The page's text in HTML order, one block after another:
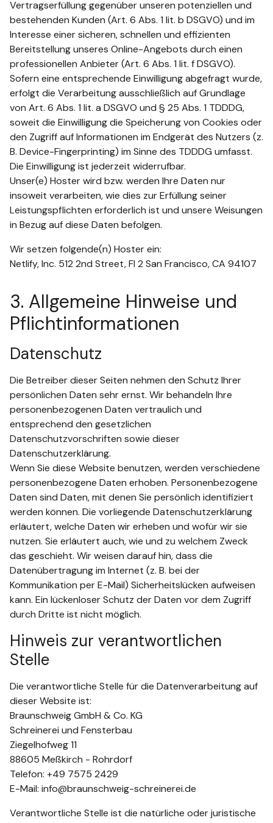
Vertragserfüllung gegenüber unseren potenziellen und
bestehenden Kunden (Art. 6 Abs. 1 lit. b DSGVO) und im
Interesse einer sicheren, schnellen und effizienten
Bereitstellung unseres Online-Angebots durch einen
professionellen Anbieter (Art. 6 Abs. 1 lit. f DSGVO).
Sofern eine entsprechende Einwilligung abgefragt wurde,
erfolgt die Verarbeitung ausschließlich auf Grundlage
von Art. 6 Abs. 1 lit. a DSGVO und § 25 Abs. 1 TDDDG,
soweit die Einwilligung die Speicherung von Cookies oder
den Zugriff auf Informationen im Endgerät des Nutzers (z.
B. Device-Fingerprinting) im Sinne des TDDDG umfasst.
Die Einwilligung ist jederzeit widerrufbar.
Unser(e) Hoster wird bzw. werden Ihre Daten nur
insoweit verarbeiten, wie dies zur Erfüllung seiner
Leistungspflichten erforderlich ist und unsere Weisungen
in Bezug auf diese Daten befolgen.
Wir setzen folgende(n) Hoster ein:
Netlify, Inc. 512 2nd Street, Fl 2 San Francisco, CA 94107
3. Allgemeine Hinweise und
Pflichtinformationen
Datenschutz
Die Betreiber dieser Seiten nehmen den Schutz Ihrer
persönlichen Daten sehr ernst. Wir behandeln Ihre
personenbezogenen Daten vertraulich und
entsprechend den gesetzlichen
Datenschutzvorschriften sowie dieser
Datenschutzerklärung.
Wenn Sie diese Website benutzen, werden verschiedene
personenbezogene Daten erhoben. Personenbezogene
Daten sind Daten, mit denen Sie persönlich identifiziert
werden können. Die vorliegende Datenschutzerklärung
erläutert, welche Daten wir erheben und wofür wir sie
nutzen. Sie erläutert auch, wie und zu welchem Zweck
das geschieht. Wir weisen darauf hin, dass die
Datenübertragung im Internet (z. B. bei der
Kommunikation per E-Mail) Sicherheitslücken aufweisen
kann. Ein lückenloser Schutz der Daten vor dem Zugriff
durch Dritte ist nicht möglich.
Hinweis zur verantwortlichen
Stelle
Die verantwortliche Stelle für die Datenverarbeitung auf
dieser Website ist:
Braunschweig GmbH & Co. KG
Schreinerei und Fensterbau
Ziegelhofweg 11
88605 Meßkirch - Rohrdorf
Telefon: +49 7575 2429
E-Mail: info@braunschweig-schreinerei.de
Verantwortliche Stelle ist die natürliche oder juristische